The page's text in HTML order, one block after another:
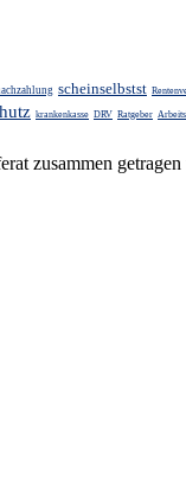
scheinselbstst
krankenkasse DRV Ratgeber
zusammen